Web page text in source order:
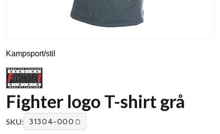
Kampsport/stil
Fighter logo T-shirt grå
SKU: 31304-000